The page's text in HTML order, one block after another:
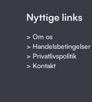
Nyttige links
> Om os
> Handelsbetingelser
> Privatlivspolitik
> Kontakt